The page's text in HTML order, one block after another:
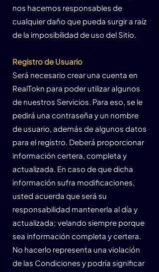
nos hacemos responsables de
cualquier daño que pueda surgir a raíz
de la imposibilidad de uso del Sitio.
Registro de Usuario
Será necesario crear una cuenta en
RealTokn para poder utilizar algunos
de nuestros Servicios. Para eso, se le
pedirá una contraseña y un nombre
de usuario, además de algunos datos
para el registro. Deberá proporcionar
información certera, completa y
actualizada. En caso de que dicha
información sufra modificaciones,
usted acuerda que será su
responsabilidad mantenerla al día y
actualizada; velando siempre porque
sea información completa y certera.
No hacerlo representa una violación
de las Condiciones y podría significar